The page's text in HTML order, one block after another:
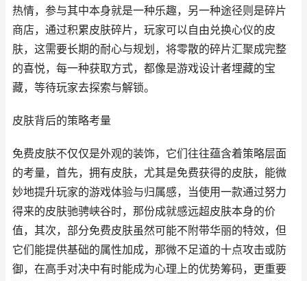
热情，参与其中本身就是一种乐趣，另一种途径则是碎片
商店，通过积累皮肤碎片，玩家可以自由兑换心仪的皮
肤，这需要长期的耐心与规划，将零散的碎片汇聚成完整
的喜悦，每一种获取方式，都像是游戏设计者埋藏的宝
藏，等待玩家去探索与解锁。
皮肤背后的策略考量
免费皮肤不仅仅是外观的装饰，它们往往蕴含着策略层面
的考量，首先，拥有皮肤，尤其是免费获得的皮肤，能微
妙地提升玩家的游戏体验与归属感，当使用一款通过努力
得来的皮肤驰骋峡谷时，那份成就感远超皮肤本身的价
值，其次，部分免费皮肤虽然可能不附带华丽的特效，但
它们能提供基础的属性加成，那微不足道的十点攻击或防
御，在高手对决中有时能成为心理上的优势筹码，更重要